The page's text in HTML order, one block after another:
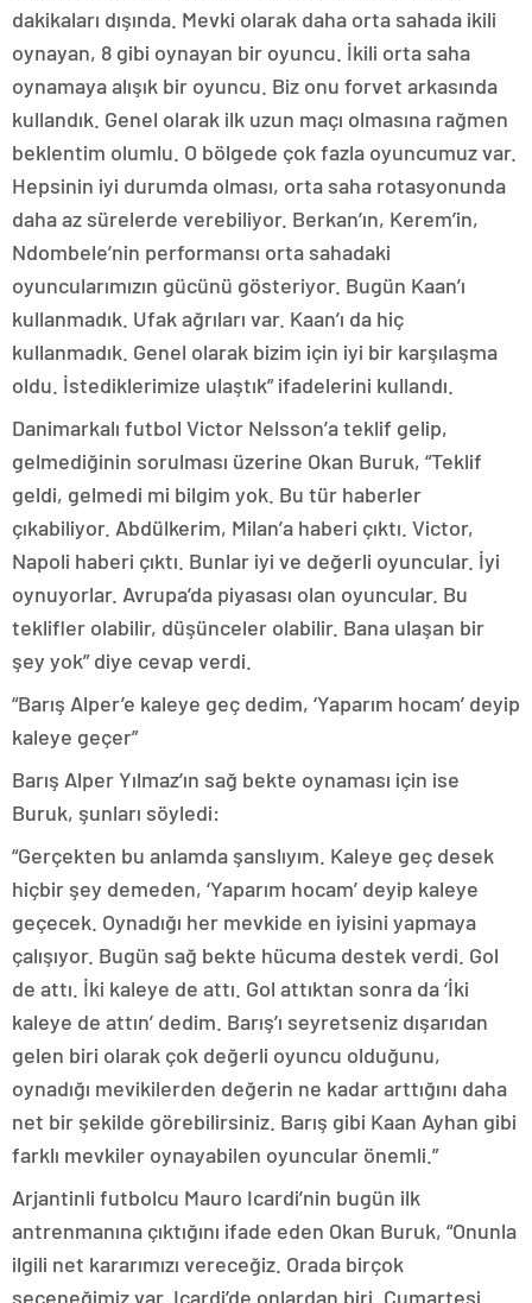
dakikaları dışında. Mevki olarak daha orta sahada ikili
oynayan, 8 gibi oynayan bir oyuncu. İkili orta saha
oynamaya alışık bir oyuncu. Biz onu forvet arkasında
kullandık. Genel olarak ilk uzun maçı olmasına rağmen
beklentim olumlu. O bölgede çok fazla oyuncumuz var.
Hepsinin iyi durumda olması, orta saha rotasyonunda
daha az sürelerde verebiliyor. Berkan’ın, Kerem’in,
Ndombele’nin performansı orta sahadaki
oyuncularımızın gücünü gösteriyor. Bugün Kaan’ı
kullanmadık. Ufak ağrıları var. Kaan’ı da hiç
kullanmadık. Genel olarak bizim için iyi bir karşılaşma
oldu. İstediklerimize ulaştık” ifadelerini kullandı.
Danimarkalı futbol Victor Nelsson’a teklif gelip,
gelmediğinin sorulması üzerine Okan Buruk, “Teklif
geldi, gelmedi mi bilgim yok. Bu tür haberler
çıkabiliyor. Abdülkerim, Milan’a haberi çıktı. Victor,
Napoli haberi çıktı. Bunlar iyi ve değerli oyuncular. İyi
oynuyorlar. Avrupa’da piyasası olan oyuncular. Bu
teklifler olabilir, düşünceler olabilir. Bana ulaşan bir
şey yok” diye cevap verdi.
“Barış Alper’e kaleye geç dedim, ‘Yaparım hocam’ deyip
kaleye geçer”
Barış Alper Yılmaz’ın sağ bekte oynaması için ise
Buruk, şunları söyledi:
“Gerçekten bu anlamda şanslıyım. Kaleye geç desek
hiçbir şey demeden, ‘Yaparım hocam’ deyip kaleye
geçecek. Oynadığı her mevkide en iyisini yapmaya
çalışıyor. Bugün sağ bekte hücuma destek verdi. Gol
de attı. İki kaleye de attı. Gol attıktan sonra da ‘İki
kaleye de attın’ dedim. Barış’ı seyretseniz dışarıdan
gelen biri olarak çok değerli oyuncu olduğunu,
oynadığı mevikilerden değerin ne kadar arttığını daha
net bir şekilde görebilirsiniz. Barış gibi Kaan Ayhan gibi
farklı mevkiler oynayabilen oyuncular önemli.”
Arjantinli futbolcu Mauro Icardi’nin bugün ilk
antrenmanına çıktığını ifade eden Okan Buruk, “Onunla
ilgili net kararımızı vereceğiz. Orada birçok
seçeneğimiz var. Icardi’de onlardan biri. Cumartesi